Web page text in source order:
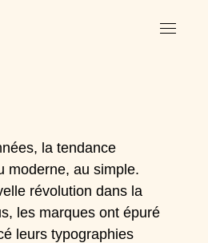
la tendance
moderne, au simple.
révolution dans la
les marques ont épuré
leurs typographies